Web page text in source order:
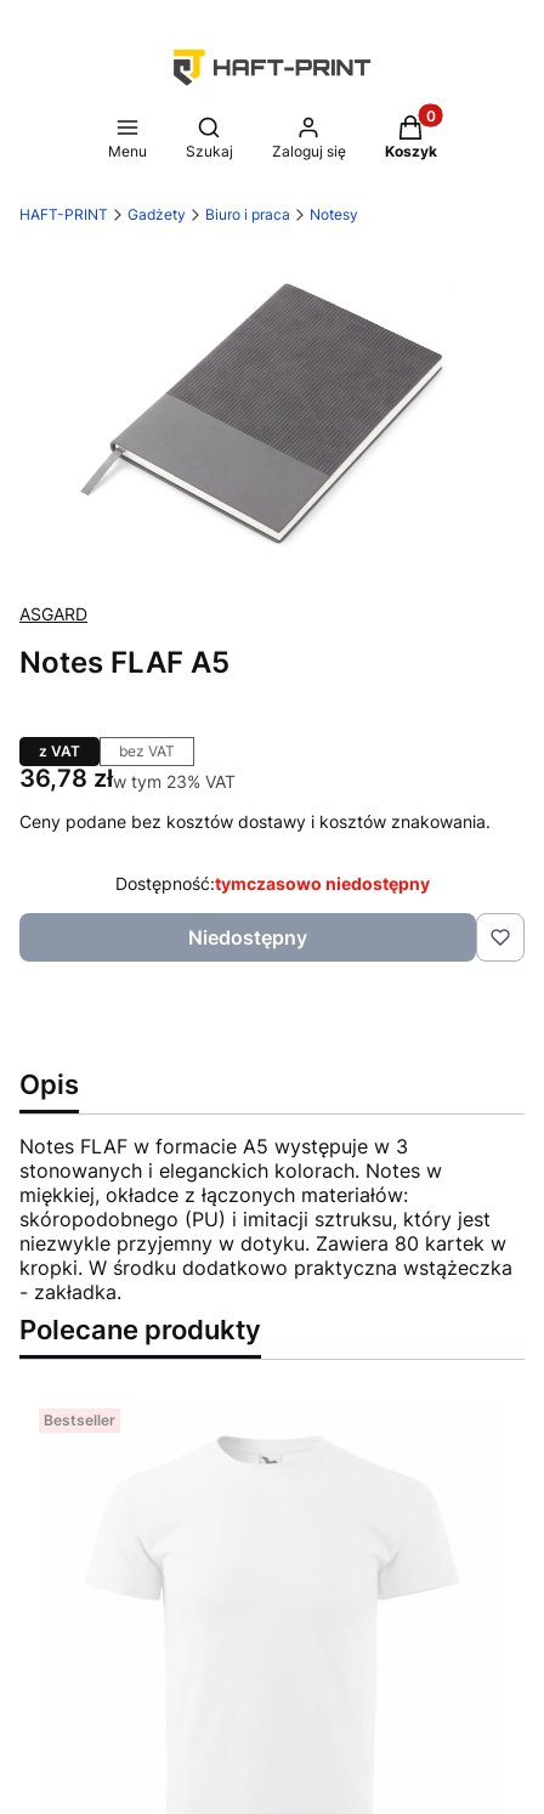
Menu
Otwórz wyszukiwarkę
Szukaj Zaloguj się
Produkty w
Koszyk
HAFT-PRINT Gadżety Biuro i praca Notesy
ASGARD
Notes FLAF A5
z VAT bez VAT
Cena
36,78 złw tym 23% VAT
w tym 23% VAT
Ceny podane bez kosztów dostawy i kosztów znakowania.
Dostępność:tymczasowo niedostępny
Niedostępny
Opis
Notes FLAF w formacie A5 występuje w 3
stonowanych i eleganckich kolorach. Notes w
miękkiej, okładce z łączonych materiałów:
skóropodobnego (PU) i imitacji sztruksu, który jest
niezwykle przyjemny w dotyku. Zawiera 80 kartek w
kropki. W środku dodatkowo praktyczna wstążeczka
- zakładka.
Polecane produkty
Bestseller